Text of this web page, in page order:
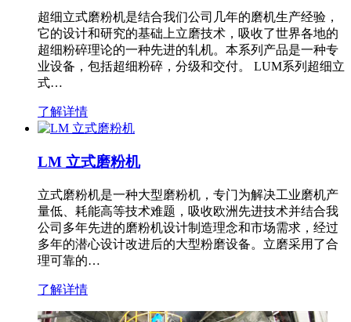
超细立式磨粉机是结合我们公司几年的磨机生产经验，
它的设计和研究的基础上立磨技术，吸收了世界各地的
超细粉碎理论的一种先进的轧机。本系列产品是一种专
业设备，包括超细粉碎，分级和交付。 LUM系列超细立
式…
了解详情
LM 立式磨粉机
立式磨粉机是一种大型磨粉机，专门为解决工业磨机产
量低、耗能高等技术难题，吸收欧洲先进技术并结合我
公司多年先进的磨粉机设计制造理念和市场需求，经过
多年的潜心设计改进后的大型粉磨设备。立磨采用了合
理可靠的…
了解详情